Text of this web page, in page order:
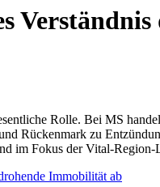
Rolle. Bei MS
Rückenmark zu
im Fokus der Vital-
Immobilität ab